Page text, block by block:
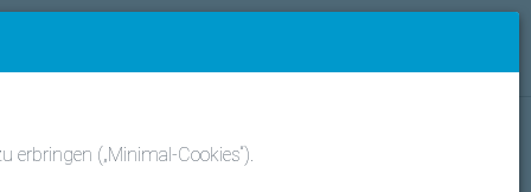
(„Minimal-Cookies“).